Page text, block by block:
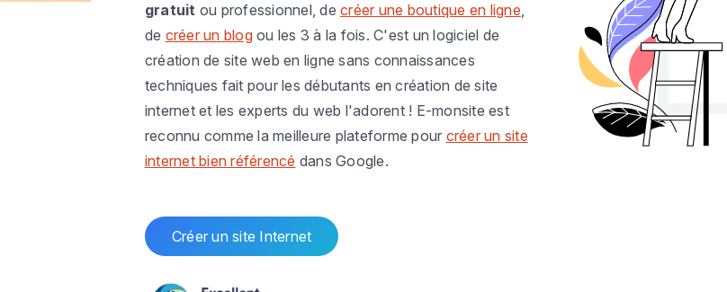
gratuit ou professionnel, decréer une boutique en ligne,
de créer un blogou les 3 à la fois. C'est un logiciel de
création de site web en ligne sans connaissances
techniques fait pour les débutants en création de site
internet et les experts du web l'adorent ! E-monsite est
reconnu comme la meilleure plateforme pour créer un site
internet bien référencé dans Google.
Créer un site Internet